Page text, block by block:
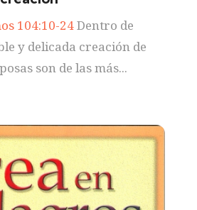
104:10-24Dentro de
y delicada creación de
son de las más...